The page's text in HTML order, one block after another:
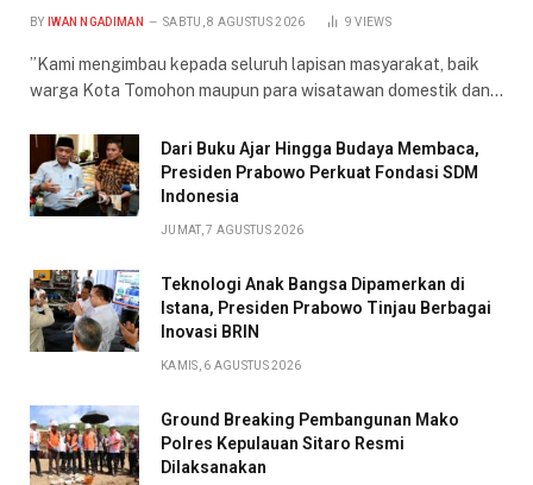
BY IWAN NGADIMAN SABTU, 8 AGUSTUS 2026 9VIEWS
​”Kami mengimbau kepada seluruh lapisan masyarakat, baik
warga Kota Tomohon maupun para wisatawan domestik dan…
Dari Buku Ajar Hingga Budaya Membaca,
Presiden Prabowo Perkuat Fondasi SDM
Indonesia
JUMAT, 7 AGUSTUS 2026
Teknologi Anak Bangsa Dipamerkan di
Istana, Presiden Prabowo Tinjau Berbagai
Inovasi BRIN
KAMIS, 6 AGUSTUS 2026
Ground Breaking Pembangunan Mako
Polres Kepulauan Sitaro Resmi
Dilaksanakan